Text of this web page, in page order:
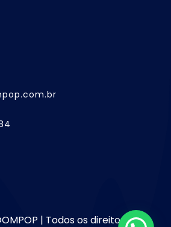
| Todos os direitos